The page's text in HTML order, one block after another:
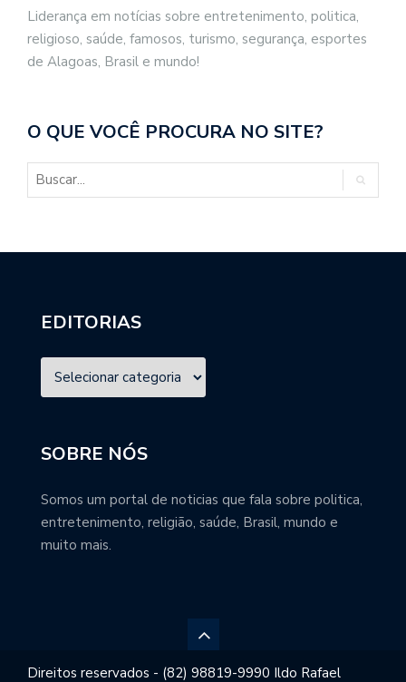
Liderança em notícias sobre entretenimento, politica,
religioso, saúde, famosos, turismo, segurança, esportes
de Alagoas, Brasil e mundo!
O QUE VOCÊ PROCURA NO SITE?
EDITORIAS
SOBRE NÓS
Somos um portal de noticias que fala sobre politica,
entretenimento, religião, saúde, Brasil, mundo e
muito mais.
Direitos reservados - (82) 98819-9990 Ildo Rafael